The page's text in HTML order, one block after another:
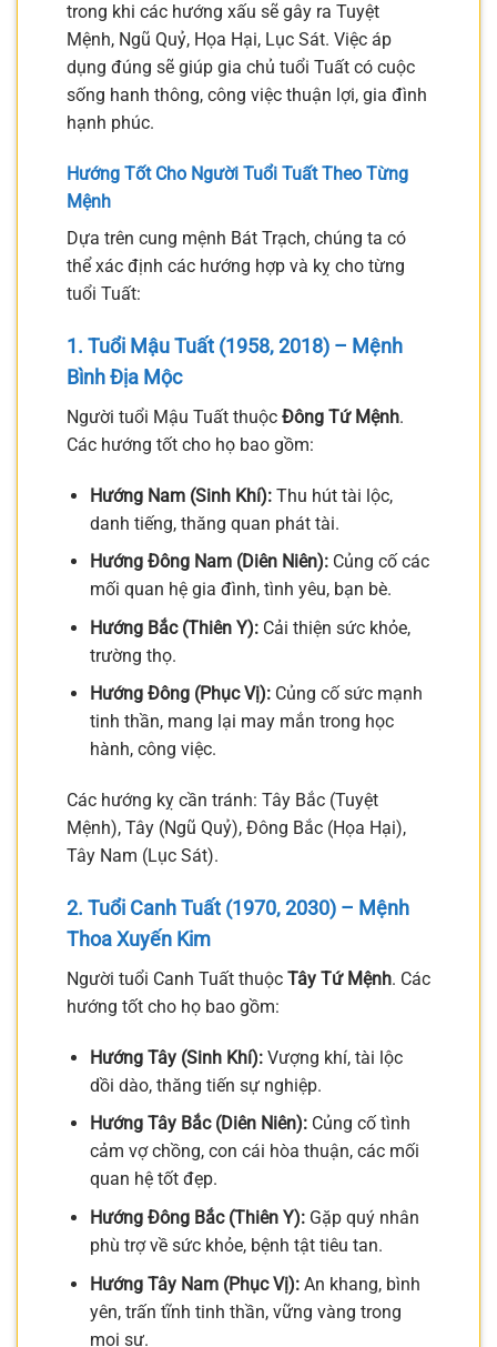
trong khi các hướng xấu sẽ gây ra Tuyệt
Mệnh, Ngũ Quỷ, Họa Hại, Lục Sát. Việc áp
dụng đúng sẽ giúp gia chủ tuổi Tuất có cuộc
sống hanh thông, công việc thuận lợi, gia đình
hạnh phúc.
Hướng Tốt Cho Người Tuổi Tuất Theo Từng
Mệnh
Dựa trên cung mệnh Bát Trạch, chúng ta có
thể xác định các hướng hợp và kỵ cho từng
tuổi Tuất:
1. Tuổi Mậu Tuất (1958, 2018) – Mệnh
Bình Địa Mộc
Người tuổi Mậu Tuất thuộc Đông Tứ Mệnh.
Các hướng tốt cho họ bao gồm:
Hướng Nam (Sinh Khí):Thu hút tài lộc,
danh tiếng, thăng quan phát tài.
Hướng Đông Nam (Diên Niên):Củng cố các
mối quan hệ gia đình, tình yêu, bạn bè.
Hướng Bắc (Thiên Y):Cải thiện sức khỏe,
trường thọ.
Hướng Đông (Phục Vị):Củng cố sức mạnh
tinh thần, mang lại may mắn trong học
hành, công việc.
Các hướng kỵ cần tránh: Tây Bắc (Tuyệt
Mệnh), Tây (Ngũ Quỷ), Đông Bắc (Họa Hại),
Tây Nam (Lục Sát).
2. Tuổi Canh Tuất (1970, 2030) – Mệnh
Thoa Xuyến Kim
Người tuổi Canh Tuất thuộc Tây Tứ Mệnh. Các
hướng tốt cho họ bao gồm:
Hướng Tây (Sinh Khí):Vượng khí, tài lộc
dồi dào, thăng tiến sự nghiệp.
Hướng Tây Bắc (Diên Niên):Củng cố tình
cảm vợ chồng, con cái hòa thuận, các mối
quan hệ tốt đẹp.
Hướng Đông Bắc (Thiên Y):Gặp quý nhân
phù trợ về sức khỏe, bệnh tật tiêu tan.
Hướng Tây Nam (Phục Vị):An khang, bình
yên, trấn tĩnh tinh thần, vững vàng trong
mọi sự.